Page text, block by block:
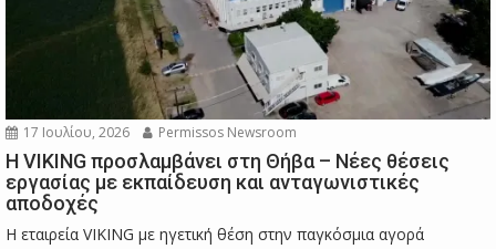
17 Ιουλίου, 2026 Permissos Newsroom
Η VIKING προσλαμβάνει στη Θήβα – Νέες θέσεις
εργασίας με εκπαίδευση και ανταγωνιστικές
αποδοχές
Η εταιρεία VIKING με ηγετική θέση στην παγκόσμια αγορά